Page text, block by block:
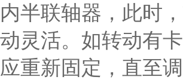
内半联轴器，此时
动灵活。如转动有卡
应重新固定，直至